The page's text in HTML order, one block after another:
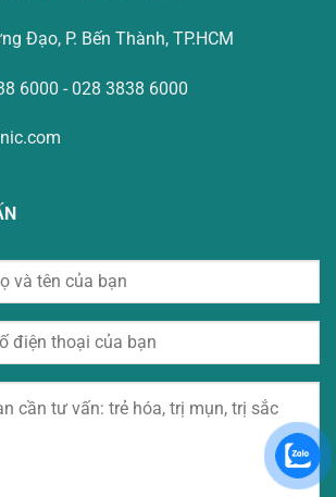
Đạo, P. Bến Thành, TP.HCM
6000 - 028 3838 6000